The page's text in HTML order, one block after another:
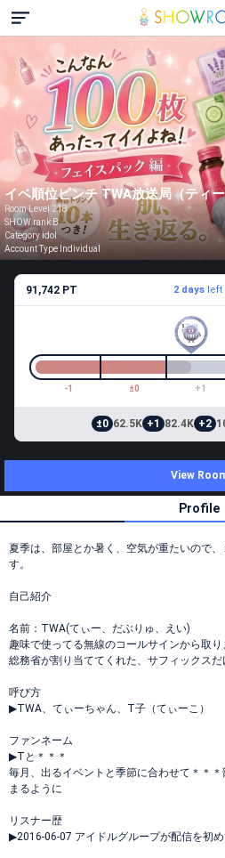
Room Level 218
SHOW rank B
Category idol
Account Type Individual
91,742 PT 2 daysleft
-1 ±0 +1
±0 62.5K +1 82.4K +2
View
Profile
夏季は、部屋とか暑く、空気が重たいので
す。
自己紹介
名前：TWA(てぃー、だぶりゅ、えい)
趣味で使ってる無線のコールサインから取り
総務省が割り当ててくれた、サフィックスだ
呼び方
▶︎TWA、てぃーちゃん、T子（てぃーこ）
ファンネーム
▶︎Tと＊＊＊
毎月、出るイベントと季節に合わせて＊＊
まるように
リスナー歴
▶︎2016-06-07 アイドルグループが配信を初め